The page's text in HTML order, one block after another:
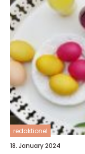
redaktionel
18. January 2024